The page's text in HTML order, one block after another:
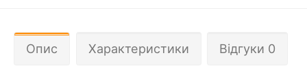
Опис Характеристики Відгуки 0